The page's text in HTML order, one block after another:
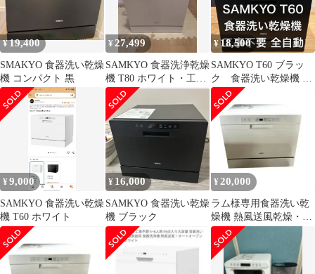
¥19,400
SMAKYO 食器洗い乾燥
機 コンパクト 黒
¥ 27,499
SAMKYO 食器洗浄乾燥
機 T80 ホワイト・工事
不要 ・4~6人用
¥18,500
SAMKYO T60 ブラッ
ク 食器洗い乾燥機 工
事不要 全自動
¥9,000
SAMKYO 食器洗い乾燥
機 T60 ホワイト
¥ 16,000
SAMKYO 食器洗い乾燥
機 ブラック
¥ 20,000
ラム様専用食器洗い乾
燥機 熱風送風乾燥・折
りたたみ給水バケツ付
きT60